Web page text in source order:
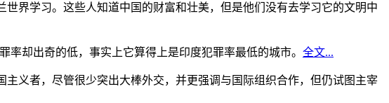
界学习。这些人知道中国的财富和壮美，但是他们没有去学习它的文明中
却出奇的低，事实上它算得上是印度犯罪率最低的城市。 全文...
义者，尽管很少突出大棒外交，并更强调与国际组织合作，但仍试图主宰